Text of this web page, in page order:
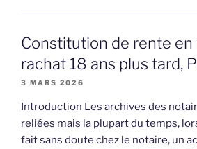
Constitution de rente
rachat 18 ans plus tard,
3 MARS 2026
Introduction Les archives des
reliées mais la plupart du temps,
fait sans doute chez le notaire, un